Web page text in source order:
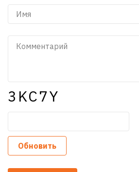
3KC7Y
Обновить